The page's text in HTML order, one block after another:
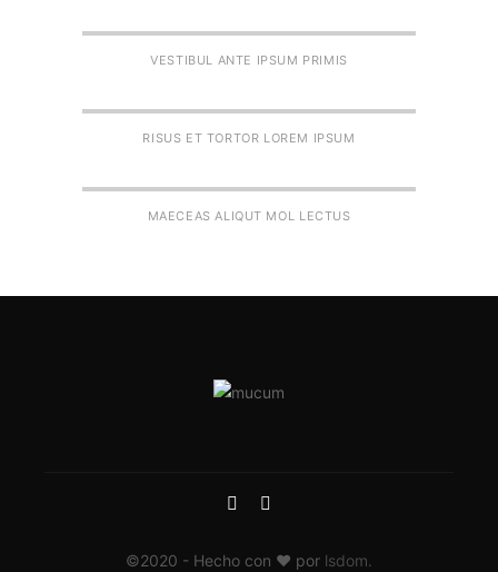
VESTIBUL ANTE IPSUM PRIMIS
RISUS ET TORTOR LOREM IPSUM
MAECEAS ALIQUT MOL LECTUS
©2020 - Hecho con ♥ por lsdom.